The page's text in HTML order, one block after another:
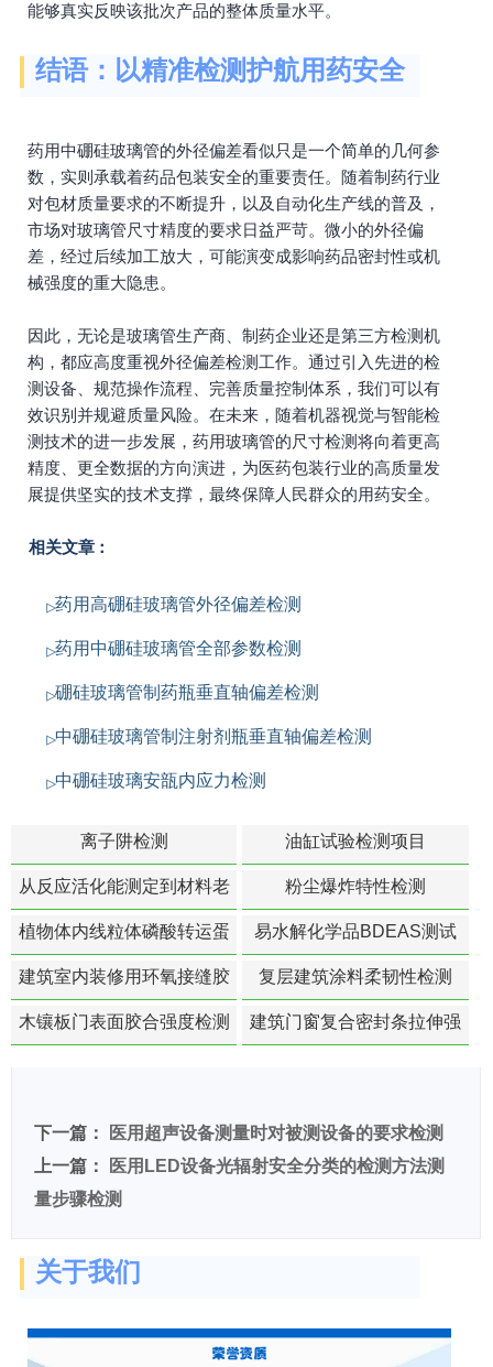
能够真实反映该批次产品的整体质量水平。
结语：以精准检测护航用药安全
药用中硼硅玻璃管的外径偏差看似只是一个简单的几何参
数，实则承载着药品包装安全的重要责任。随着制药行业
对包材质量要求的不断提升，以及自动化生产线的普及，
市场对玻璃管尺寸精度的要求日益严苛。微小的外径偏
差，经过后续加工放大，可能演变成影响药品密封性或机
械强度的重大隐患。
因此，无论是玻璃管生产商、制药企业还是第三方检测机
构，都应高度重视外径偏差检测工作。通过引入先进的检
测设备、规范操作流程、完善质量控制体系，我们可以有
效识别并规避质量风险。在未来，随着机器视觉与智能检
测技术的进一步发展，药用玻璃管的尺寸检测将向着更高
精度、更全数据的方向演进，为医药包装行业的高质量发
展提供坚实的技术支撑，最终保障人民群众的用药安全。
相关文章：
药用高硼硅玻璃管外径偏差检测
药用中硼硅玻璃管全部参数检测
硼硅玻璃管制药瓶垂直轴偏差检测
中硼硅玻璃管制注射剂瓶垂直轴偏差检测
中硼硅玻璃安瓿内应力检测
离子阱检测 油缸试验检测项目
从反应活化能测定到材料老
化寿命预测的经典模型
粉尘爆炸特性检测
植物体内线粒体磷酸转运蛋
白活性检测
易水解化学品BDEAS测试
建筑室内装修用环氧接缝胶
苯含量检测
复层建筑涂料柔韧性检测
木镶板门表面胶合强度检测
建筑门窗复合密封条拉伸强
下一篇：
医用超声设备测量时对被测设备的要求检测
上一篇：
医用LED设备光辐射安全分类的检测方法测
量步骤检测
关于我们